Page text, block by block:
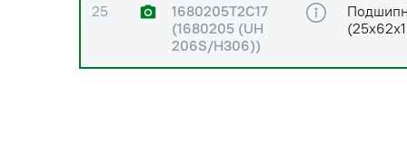
25
1680205Т2С17
(1680205 (UH
206S/H306))